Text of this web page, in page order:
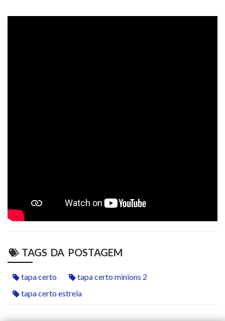
TAGS DA POSTAGEM
tapa certo
tapa certo minions 2
tapa certo estrela